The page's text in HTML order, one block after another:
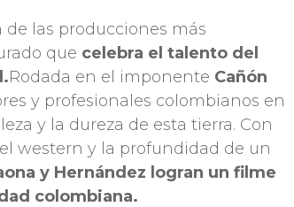
las producciones más
que celebra el talento del
Rodada en el imponente Cañón
y profesionales colombianos en
y la dureza de esta tierra. Con
western y la profundidad de un
y Hernández logran un filme
colombiana.